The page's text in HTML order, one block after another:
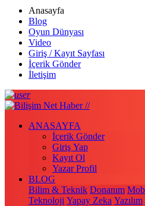
Anasayfa
Blog
Oyun Dünyası
Video
Giriş / Kayıt Sayfası
İçerik Gönder
İletişim
ANASAYFA
İçerik Gönder
Giriş Yap
Kayıt Ol
Yazar Profil
BLOG
Bilim & Teknik Donanım
Teknoloji Yapay Zeka Yazılım